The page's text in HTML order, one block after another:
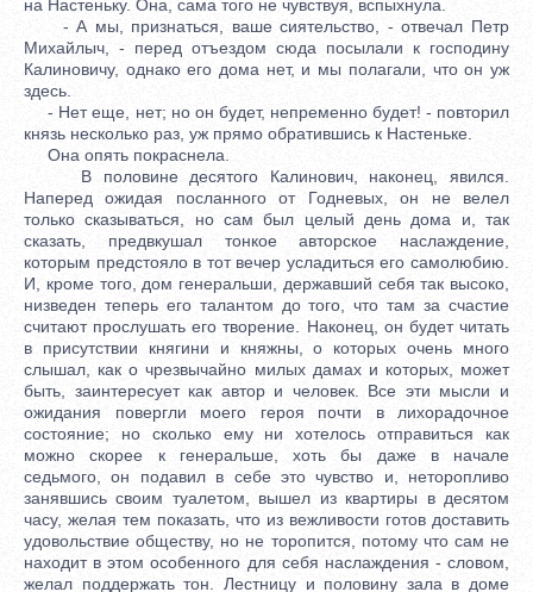
на Настеньку. Она, сама того не чувствуя, вспыхнула.
- А мы, признаться, ваше сиятельство, - отвечал Петр
Михайлыч, - перед отъездом сюда посылали к господину
Калиновичу, однако его дома нет, и мы полагали, что он уж
здесь.
- Нет еще, нет; но он будет, непременно будет! - повторил
князь несколько раз, уж прямо обратившись к Настеньке.
Она опять покраснела.
В половине десятого Калинович, наконец, явился.
Наперед ожидая посланного от Годневых, он не велел
только сказываться, но сам был целый день дома и, так
сказать, предвкушал тонкое авторское наслаждение,
которым предстояло в тот вечер усладиться его самолюбию.
И, кроме того, дом генеральши, державший себя так высоко,
низведен теперь его талантом до того, что там за счастие
считают прослушать его творение. Наконец, он будет читать
в присутствии княгини и княжны, о которых очень много
слышал, как о чрезвычайно милых дамах и которых, может
быть, заинтересует как автор и человек. Все эти мысли и
ожидания повергли моего героя почти в лихорадочное
состояние; но сколько ему ни хотелось отправиться как
можно скорее к генеральше, хоть бы даже в начале
седьмого, он подавил в себе это чувство и, неторопливо
занявшись своим туалетом, вышел из квартиры в десятом
часу, желая тем показать, что из вежливости готов доставить
удовольствие обществу, но не торопится, потому что сам не
находит в этом особенного для себя наслаждения - словом,
желал поддержать тон. Лестницу и половину зала в доме